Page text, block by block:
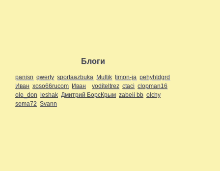
Блоги
panisn qwerty sportaazbuka Multik timon-ja pehyhtdgrd
Иван xoso66rucom Иван voditeltrez ctaci clopman16
ole_don leshak Дмитрий БорсКрым zabeii bb olchy
sema72 Svann